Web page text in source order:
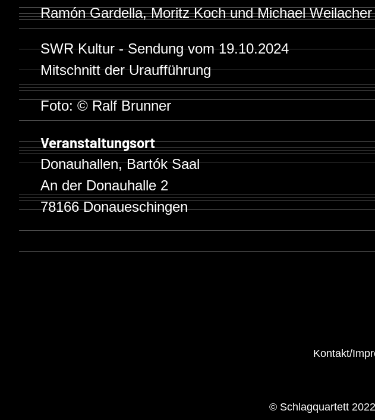
Ramón Gardella, Moritz Koch und Michael Weilacher
SWR Kultur - Sendung vom 19.10.2024
Mitschnitt der Uraufführung
Foto: © Ralf Brunner
Veranstaltungsort
Donauhallen, Bartók Saal
An der Donauhalle 2
78166 Donaueschingen
Kontakt/
© Schlagquartett